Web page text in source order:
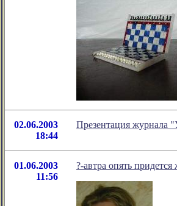
02.06.2003
18:44
Презентация журнала
01.06.2003
11:56
?-автра опять придется